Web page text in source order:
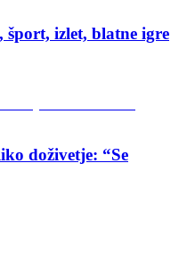
izlet, blatne igre
doživetje: “Se